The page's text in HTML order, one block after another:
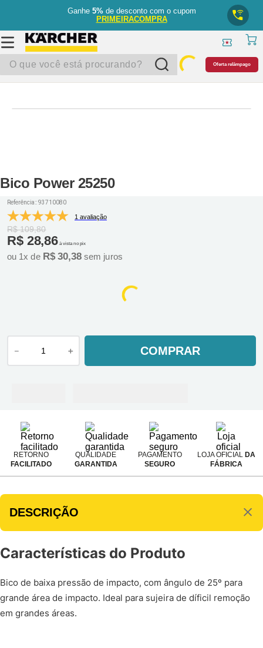
Ganhe 5%de desconto com o cupom
PRIMEIRACOMPRA
O que você está procurando? Oferta relâmpago
Bico Power 25250
Referência::93710080
1 avaliação
R$ 109,80
R$ 28,86 à vista no pix
ou 1x de R$ 30,38 sem juros
＋
－ COMPRAR
RETORNO
FACILITADO
QUALIDADE
GARANTIDA
PAGAMENTO
SEGURO
LOJA OFICIALDA
FÁBRICA
DESCRIÇÃO
Características do Produto
Bico de baixa pressão de impacto, com ângulo de 25º para
grande área de impacto. Ideal para sujeira de díficil remoção
em grandes áreas.